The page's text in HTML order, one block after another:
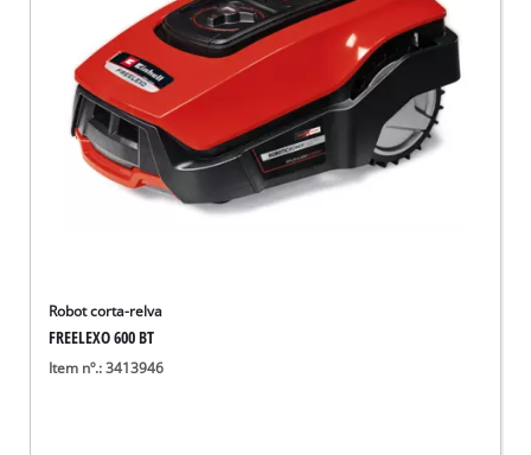
Robot corta-relva
FREELEXO 600 BT
Item nº.: 3413946